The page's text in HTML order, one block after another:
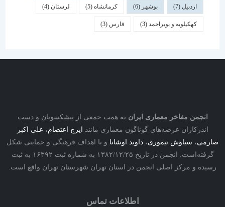
بوشهر کرمانشاه(5) لرستان (4)
کهکیلویه و بویراحمد(3) فارس
مفاخر معماری ایرانبه همت جمعی از پیشکسوتان و دست
عرصه‌های گوناگون معماری مانندایرج اعتصام،علی اکبر
،سیاوش تیموری،داوید اوشاناو با اهداف فرهنگی و حمایتی شکل
گرفته‌است. انجمن در تاریخ ۱۳۸۲/۱۲/۲۵ به شماره ثبت ۱۶۳۹۲ به ثبت
و مرکز اصلی انجمن در استان تهران شهرستان تهران واقع است.
اطلاعات تماس